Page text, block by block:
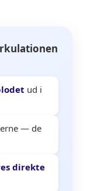
ud i
— de
direkte